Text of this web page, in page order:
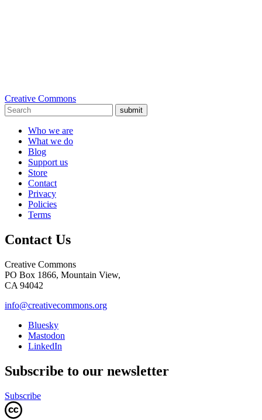
Creative Commons
submit
Who we are
What we do
Blog
Support us
Store
Contact
Privacy
Policies
Terms
Contact Us
Creative Commons
PO Box 1866, Mountain View,
CA 94042
info@creativecommons.org
Bluesky
Mastodon
LinkedIn
Subscribe to our newsletter
Subscribe